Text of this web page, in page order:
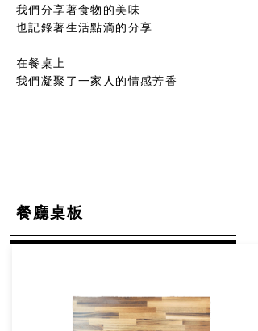
我們分享著食物的美味
也記錄著生活點滴的分享
在餐桌上
我們凝聚了一家人的情感芳香
​餐廳桌板